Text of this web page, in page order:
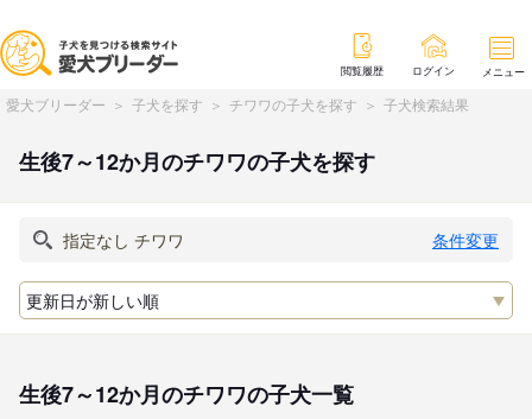
閲覧履歴 ログイン メニュー
愛犬ブリーダー 子犬を探す チワワの子犬を探す 子犬検索結果
生後7～12か月のチワワの子犬を探す
条件変更
生後7～12か月のチワワの子犬一覧